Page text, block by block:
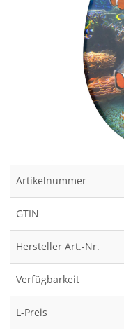
Artikelnummer
GTIN
Hersteller Art.-Nr.
Verfügbarkeit
L-Preis